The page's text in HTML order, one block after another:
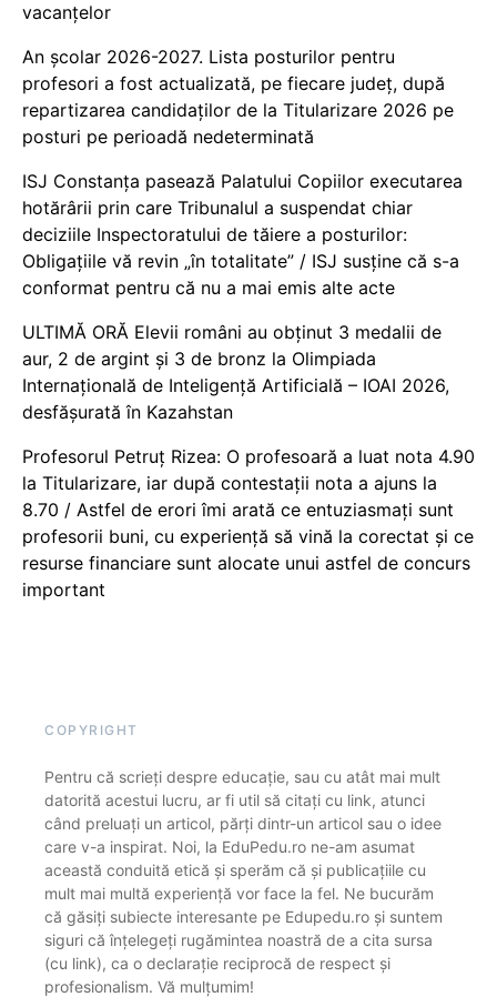
vacanțelor
An școlar 2026-2027. Lista posturilor pentru
profesori a fost actualizată, pe fiecare județ, după
repartizarea candidaților de la Titularizare 2026 pe
posturi pe perioadă nedeterminată
ISJ Constanța pasează Palatului Copiilor executarea
hotărârii prin care Tribunalul a suspendat chiar
deciziile Inspectoratului de tăiere a posturilor:
Obligațiile vă revin „în totalitate” / ISJ susține că s-a
conformat pentru că nu a mai emis alte acte
ULTIMĂ ORĂ Elevii români au obținut 3 medalii de
aur, 2 de argint și 3 de bronz la Olimpiada
Internațională de Inteligență Artificială – IOAI 2026,
desfășurată în Kazahstan
Profesorul Petruț Rizea: O profesoară a luat nota 4.90
la Titularizare, iar după contestații nota a ajuns la
8.70 / Astfel de erori îmi arată ce entuziasmați sunt
profesorii buni, cu experiență să vină la corectat și ce
resurse financiare sunt alocate unui astfel de concurs
important
COPYRIGHT
Pentru că scrieți despre educație, sau cu atât mai mult
datorită acestui lucru, ar fi util să citați cu link, atunci
când preluați un articol, părți dintr-un articol sau o idee
care v-a inspirat. Noi, la EduPedu.ro ne-am asumat
această conduită etică și sperăm că și publicațiile cu
mult mai multă experiență vor face la fel. Ne bucurăm
că găsiți subiecte interesante pe Edupedu.ro și suntem
siguri că înțelegeți rugămintea noastră de a cita sursa
(cu link), ca o declarație reciprocă de respect și
profesionalism. Vă mulțumim!